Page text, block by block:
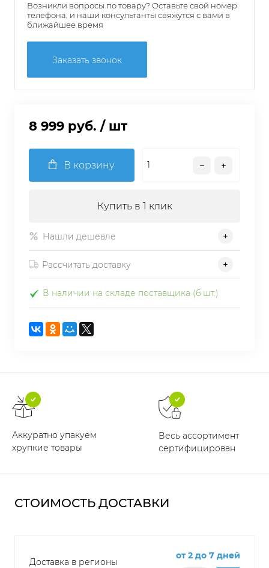
Возникли вопросы по товару? Оставьте свой номер
телефона, и наши консультанты свяжутся с вами в
ближайшее время
Заказать звонок
8 999 руб. / шт
В корзину
Купить в 1 клик
Нашли дешевле
Рассчитать доставку
В наличии на складе поставщика (6 шт.)
Аккуратно упакуем
хрупкие товары
Весь ассортимент
сертифицирован
СТОИМОСТЬ ДОСТАВКИ
Доставка в регионы
от 2 до 7 дней